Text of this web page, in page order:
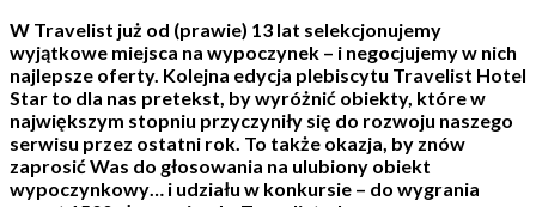
W Travelist już od (prawie) 13 lat selekcjonujemy
wyjątkowe miejsca na wypoczynek – i negocjujemy w nich
najlepsze oferty. Kolejna edycja plebiscytu Travelist Hotel
Star to dla nas pretekst, by wyróżnić obiekty, które w
największym stopniu przyczyniły się do rozwoju naszego
serwisu przez ostatni rok. To także okazja, by znów
zaprosić Was do głosowania na ulubiony obiekt
wypoczynkowy… i udziału w konkursie – do wygrania